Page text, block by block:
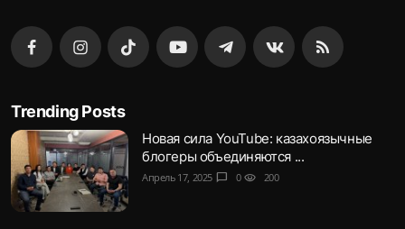
Trending Posts
Новая сила YouTube: казахоязычные
блогеры объединяются ...
Апрель 17, 2025 chat_bubble 0 visibility 200